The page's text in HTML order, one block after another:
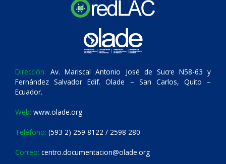
Dirección: Av. Mariscal Antonio José de Sucre N58-63 y
Fernández Salvador Edif. Olade – San Carlos, Quito –
Ecuador.
Web: www.olade.org
Teléfono: (593 2) 259 8122 / 2598 280
Correo: centro.documentacion@olade.org